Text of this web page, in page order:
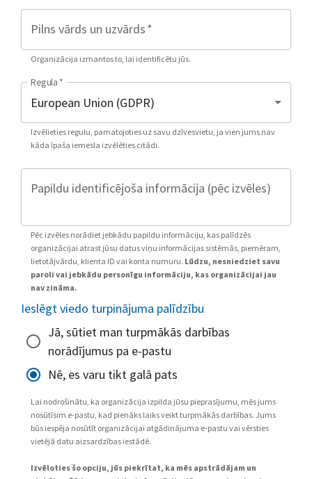
Pilns vārds un uzvārds*
Organizācija izmantos to, lai identificētu jūs.
Regula *
Izvēlieties regulu, pamatojoties uz savu dzīvesvietu, ja vien jums nav
kāda īpaša iemesla izvēlēties citādi.
Papildu identificējoša informācija (pēc izvēles)
Pēc izvēles norādiet jebkādu papildu informāciju, kas palīdzēs
organizācijai atrast jūsu datus viņu informācijas sistēmās, piemēram,
lietotājvārdu, klienta ID vai konta numuru. Lūdzu, nesniedziet savu
paroli vai jebkādu personīgu informāciju, kas organizācijai jau
nav zināma.
Ieslēgt viedo turpinājuma palīdzību
Jā, sūtiet man turpmākās darbības
norādījumus pa e-pastu
Nē, es varu tikt galā pats
Lai nodrošinātu, ka organizācija izpilda jūsu pieprasījumu, mēs jums
nosūtīsim e-pastu, kad pienāks laiks veikt turpmākās darbības. Jums
būs iespēja nosūtīt organizācijai atgādinājuma e-pastu vai vērsties
vietējā datu aizsardzības iestādē.
Izvēloties šo opciju, jūs piekrītat, ka mēs apstrādājam un